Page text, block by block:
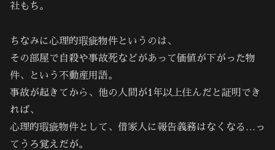
社もち。
ちなみに心理的瑕疵物件というのは、
その部屋で自殺や事故死などがあって価値が下がった物
件、という不動産用語。
事故が起きてから、他の人間が1年以上住んだと証明でき
れば、
心理的瑕疵物件として、借家人に報告義務はなくなる…っ
てうろ覚えだが。